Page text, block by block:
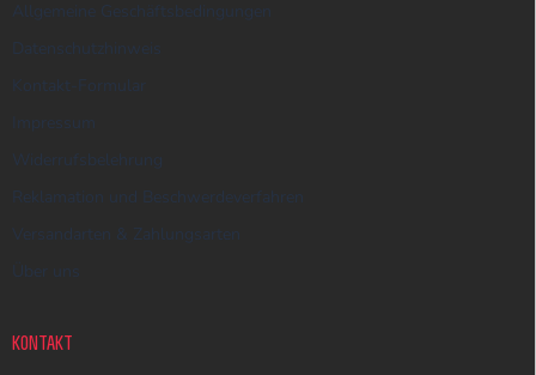
Allgemeine Geschäftsbedingungen
Datenschutzhinweis
Kontakt-Formular
Impressum
Widerrufsbelehrung
Reklamation und Beschwerdeverfahren
Versandarten & Zahlungsarten
Über uns
KONTAKT